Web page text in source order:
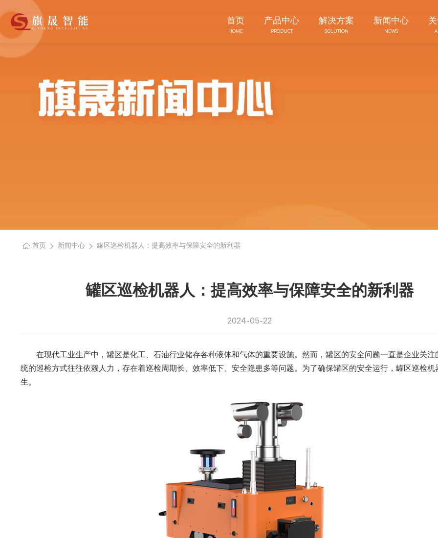
首页
HOME
产品中心
PRODUCT
解决方案
SOLUTION
新闻中心
NEWS
首页 新闻中心 罐区巡检机器人：提高效率与保障安全的新利器
罐区巡检机器人：提高效率与保障安全的新利器
2024-05-22
在现代工业生产中，罐区是化工、石油行业储存各种液体和气体的重要设施。然而，罐区的安全问题一直是企业关注
统的巡检方式往往依赖人力，存在着巡检周期长、效率低下、安全隐患多等问题。为了确保罐区的安全运行，罐区巡检机
生。